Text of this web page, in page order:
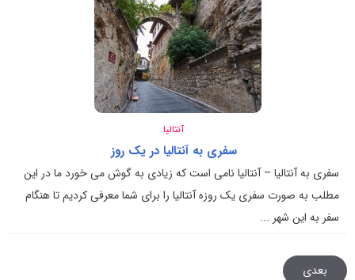
آنتالیا
سفری به آنتالیا در یک روز
سفری به آنتالیا – آنتالیا نامی است که زیادی به گوش می خورد ما در این
مطلب به صورت سفری یک روزه آنتالیا را برای شما معرفی کردیم تا هنگام
سفر به این شهر ...
بعدی